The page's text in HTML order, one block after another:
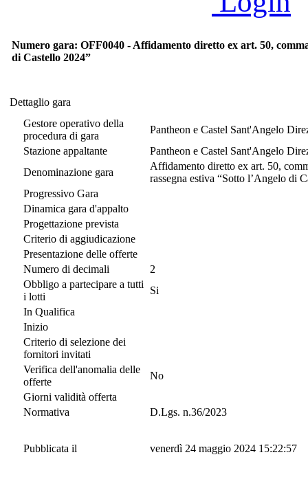
Numero gara: OFF0040 - Affidamento diretto ex art. 50,
di Castello 2024”
Dettaglio gara
Gestore operativo della
procedura di gara
Pantheon e Castel Sant'Angelo
Stazione appaltante
Pantheon e Castel Sant'Angelo
Denominazione gara
Affidamento diretto ex art. 50,
rassegna estiva “Sotto l’Angelo di
Progressivo Gara
Dinamica gara d'appalto
Progettazione prevista
Criterio di aggiudicazione
Presentazione delle offerte
Numero di decimali
2
Obbligo a partecipare a tutti
i lotti
Si
In Qualifica
Inizio
Criterio di selezione dei
fornitori invitati
Verifica dell'anomalia delle
offerte
No
Giorni validità offerta
Normativa
D.Lgs. n.36/2023
Pubblicata il venerdì 24 maggio 2024 15:22:57